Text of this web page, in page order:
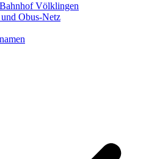
Bahnhof Völklingen
Obus-Netz